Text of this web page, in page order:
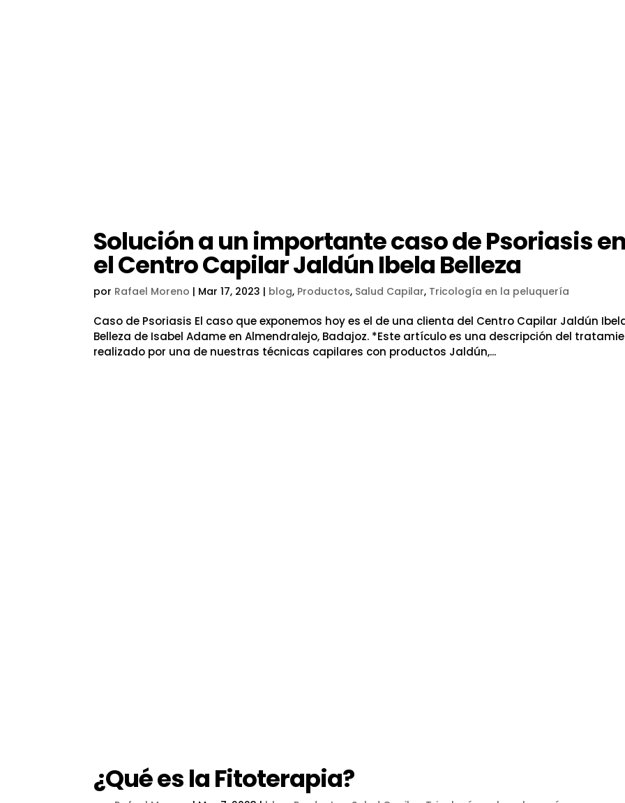
Solución a un importante caso de Psoriasis
el Centro Capilar Jaldún Ibela Belleza
por Rafael Moreno | Mar 17, 2023 | blog, Productos, Salud Capilar, Tricología en la peluquería
Caso de Psoriasis El caso que exponemos hoy es el de una clienta del Centro Capilar Jaldún
Belleza de Isabel Adame en Almendralejo, Badajoz. *Este artículo es una descripción del
realizado por una de nuestras técnicas capilares con productos Jaldún,...
¿Qué es la Fitoterapia?